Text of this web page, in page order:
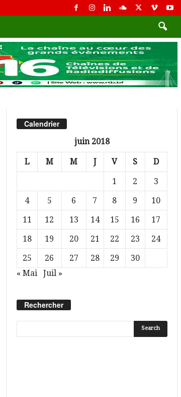
Calendrier
juin 2018
L M M J V S D
1 2
3
4
5 6 7 8 9
10
11
12 13 14 15 16
17
18
19 20 21 22 23
24
25
26 27 28 29
30
« Mai
Juil »
Rechercher